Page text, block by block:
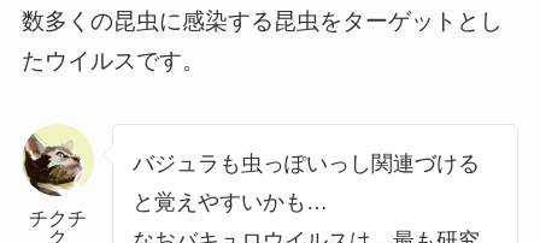
数多くの昆虫に感染する昆虫をターゲットとし
たウイルスです。
チクチ
ク
バジュラも虫っぽいっし関連づける
と覚えやすいかも…